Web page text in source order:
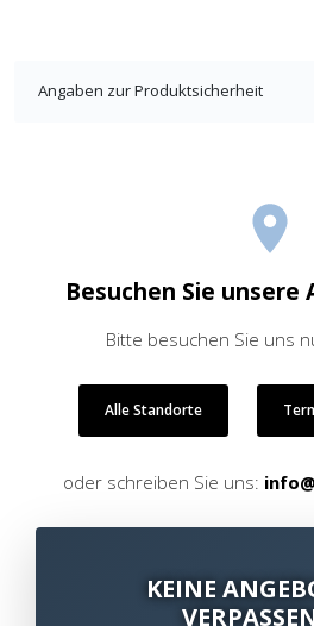
Angaben zur Produktsicherheit
Besuchen Sie unsere
Bitte besuchen Sie uns
Alle Standorte
oder schreiben Sie uns:
KEINE